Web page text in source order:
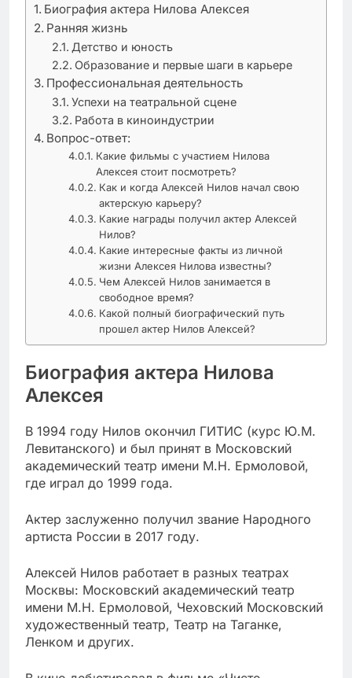
Биография актера Нилова Алексея
Ранняя жизнь
Детство и юность
Образование и первые шаги в карьере
Профессиональная деятельность
Успехи на театральной сцене
Работа в киноиндустрии
Вопрос-ответ:
Какие фильмы с участием Нилова
Алексея стоит посмотреть?
Как и когда Алексей Нилов начал свою
актерскую карьеру?
Какие награды получил актер Алексей
Нилов?
Какие интересные факты из личной
жизни Алексея Нилова известны?
Чем Алексей Нилов занимается в
свободное время?
Какой полный биографический путь
прошел актер Нилов Алексей?
Биография актера Нилова
Алексея
В 1994 году Нилов окончил ГИТИС (курс Ю.М.
Левитанского) и был принят в Московский
академический театр имени М.Н. Ермоловой,
где играл до 1999 года.
Актер заслуженно получил звание Народного
артиста России в 2017 году.
Алексей Нилов работает в разных театрах
Москвы: Московский академический театр
имени М.Н. Ермоловой, Чеховский Московский
художественный театр, Театр на Таганке,
Ленком и других.